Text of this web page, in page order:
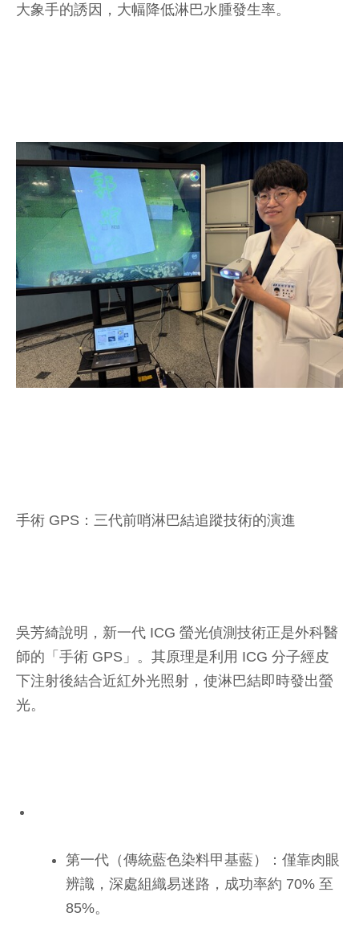
大象手的誘因，大幅降低淋巴水腫發生率。
手術 GPS：三代前哨淋巴結追蹤技術的演進
吳芳綺說明，新一代 ICG 螢光偵測技術正是外科醫
師的「手術 GPS」。其原理是利用 ICG 分子經皮
下注射後結合近紅外光照射，使淋巴結即時發出螢
光。
第一代（傳統藍色染料甲基藍）：僅靠肉眼
辨識，深處組織易迷路，成功率約 70% 至
85%。